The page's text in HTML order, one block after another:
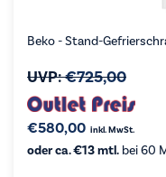
Beko - Stand-
UVP:€725,00
€580,00 inkl. MwSt.
oder ca. €13 mtl. bei 60